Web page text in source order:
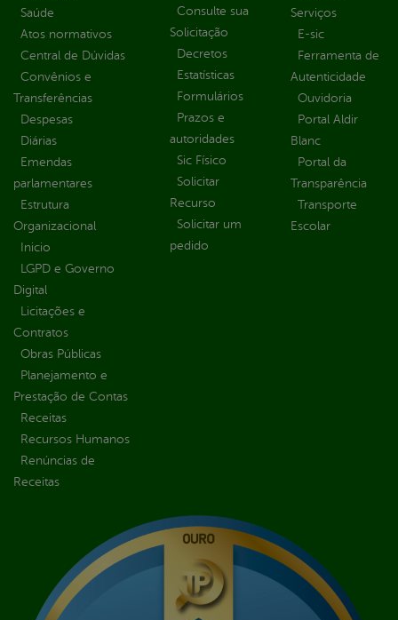
Saúde
Atos normativos
Central de Dúvidas
Convênios e
Transferências
Despesas
Diárias
Emendas
parlamentares
Estrutura
Organizacional
Inicio
LGPD e Governo
Digital
Licitações e
Contratos
Obras Públicas
Planejamento e
Prestação de Contas
Receitas
Recursos Humanos
Renúncias de
Receitas
Consulte sua
Solicitação
Decretos
Estatísticas
Formulários
Prazos e
autoridades
Sic Físico
Solicitar
Recurso
Solicitar um
pedido
Serviços
E-sic
Ferramenta de
Autenticidade
Ouvidoria
Portal Aldir
Blanc
Portal da
Transparência
Transporte
Escolar